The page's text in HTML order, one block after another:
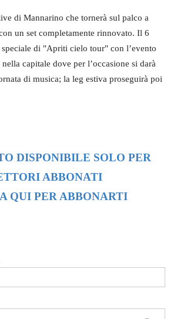
di Mannarino che tornerà sul palco a
un set completamente rinnovato. Il 6
di "Apriti cielo tour" con l’evento
capitale dove per l’occasione si darà
di musica; la leg estiva proseguirà poi
DISPONIBILE SOLO PER
ABBONATI
QUI PER ABBONARTI